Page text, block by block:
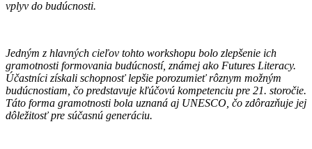
vplyv do budúcnosti.
Jedným z hlavných cieľov tohto workshopu bolo zlepšenie ich
gramotnosti formovania budúcností, známej ako Futures Literacy.
Účastníci získali schopnosť lepšie porozumieť rôznym možným
budúcnostiam, čo predstavuje kľúčovú kompetenciu pre 21. storočie.
Táto forma gramotnosti bola uznaná aj UNESCO, čo zdôrazňuje jej
dôležitosť pre súčasnú generáciu.